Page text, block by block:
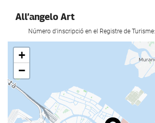
Menjar i beguda
Bar
Internet
WiFi gratuït
All’angelo Art
Número d'inscripció en el Registre de
+
−